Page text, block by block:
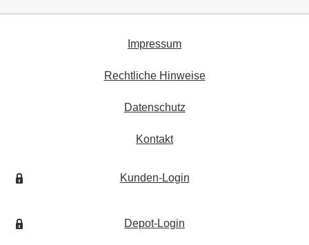
Impressum
Rechtliche Hinweise
Datenschutz
Kontakt
Kunden-Login
Depot-Login